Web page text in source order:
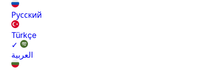
Русский
Türkçe
✓
العربية